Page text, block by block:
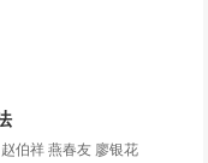
伯祥 燕春友 廖银花